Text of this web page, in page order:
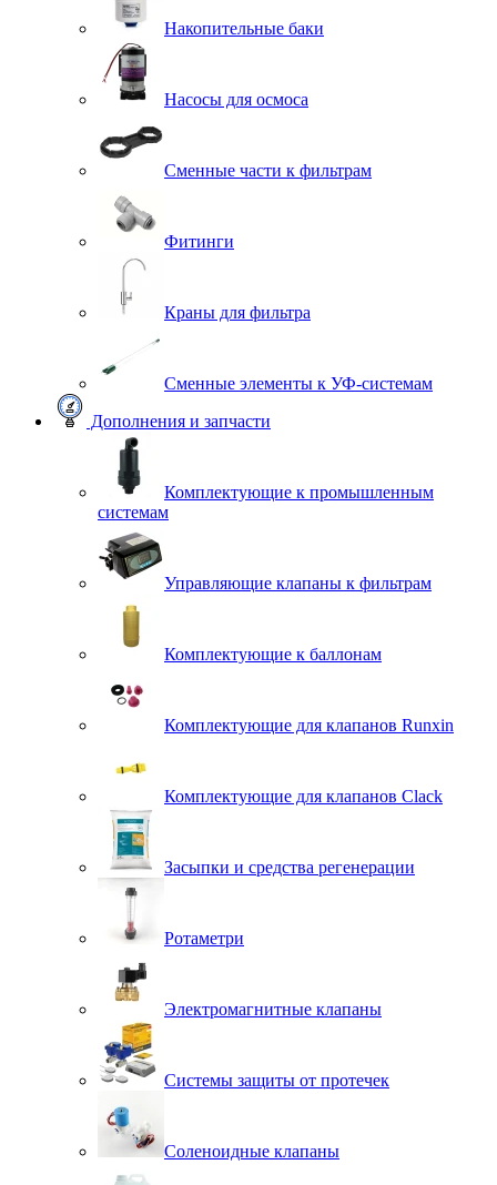
Накопительные баки
Насосы для осмоса
Сменные части к фильтрам
Фитинги
Краны для фильтра
Сменные элементы к УФ-системам
Дополнения и запчасти
Комплектующие к промышленным
системам
Управляющие клапаны к фильтрам
Комплектующие к баллонам
Комплектующие для клапанов Runxin
Комплектующие для клапанов Clack
Засыпки и средства регенерации
Ротаметри
Электромагнитные клапаны
Системы защиты от протечек
Соленоидные клапаны